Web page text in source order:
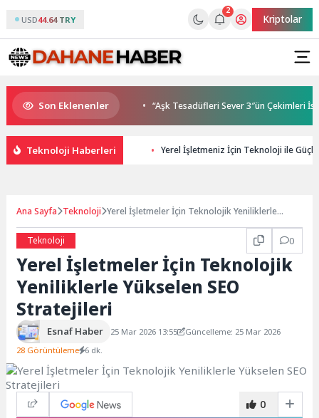
USD44.64 TRY
2
Kriptolar
Son Eklenenler
gençleri İzmir’de “Aşk Tesadüfleri Sever 3″ün Çekimleri
Teknoloji Haberleri Yerel İşletmeniz İçin Teknoloji ile
Ana Sayfa Teknoloji Yerel İşletmeler İçin Teknolojik Yeniliklerle
Teknoloji
0
Yerel İşletmeler İçin Teknolojik
Yeniliklerle Yükselen SEO
Stratejileri
Esnaf Haber 25 Mar 2026 13:55
Güncelleme: 25 Mar 2026
28 Görüntüleme 6 dk.
0